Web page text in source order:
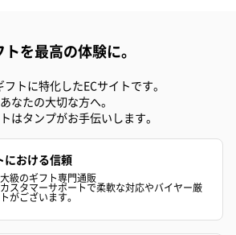
トを最高の体験に。
トに特化したECサイトです。
あなたの大切な方へ。
はタンプがお手伝いします。
における信頼
級のギフト専門通販
スタマーサポートで柔軟な対応やバイヤー厳
がございます。